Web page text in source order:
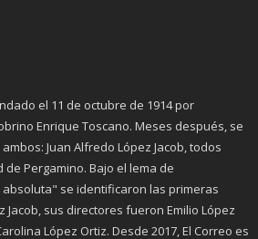
el 11 de octubre de 1914 por
Enrique Toscano. Meses después, se
Juan Alfredo López Jacob, todos
Pergamino. Bajo el lema de
se identificaron las primeras
Jacob, sus directores fueron Emilio López
López Ortiz. Desde 2017, El Correo es